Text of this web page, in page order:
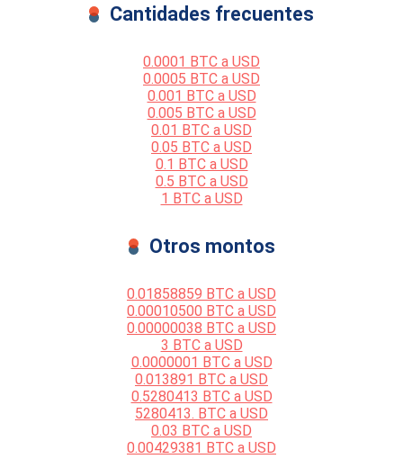
Cantidades frecuentes
0.0001 BTC a USD
0.0005 BTC a USD
0.001 BTC a USD
0.005 BTC a USD
0.01 BTC a USD
0.05 BTC a USD
0.1 BTC a USD
0.5 BTC a USD
1 BTC a USD
Otros montos
0.01858859 BTC a USD
0.00010500 BTC a USD
0.00000038 BTC a USD
3 BTC a USD
0.0000001 BTC a USD
0.013891 BTC a USD
0.5280413 BTC a USD
5280413. BTC a USD
0.03 BTC a USD
0.00429381 BTC a USD